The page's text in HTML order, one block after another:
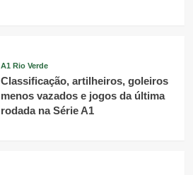
A1 Rio Verde
Classificação, artilheiros, goleiros
menos vazados e jogos da última
rodada na Série A1